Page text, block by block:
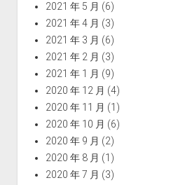
2021 年 5 月 (6)
2021 年 4 月 (3)
2021 年 3 月 (6)
2021 年 2 月 (3)
2021 年 1 月 (9)
2020 年 12 月 (4)
2020 年 11 月 (1)
2020 年 10 月 (6)
2020 年 9 月 (2)
2020 年 8 月 (1)
2020 年 7 月 (3)